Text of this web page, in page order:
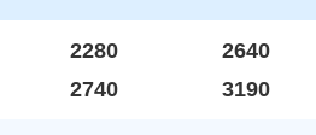
2280
2740
2640
3190